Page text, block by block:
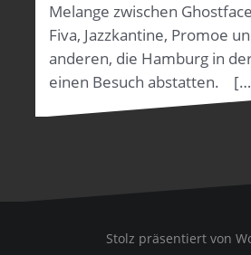
Melange zwischen
Fiva, Jazzkantine, Promoe
anderen, die Hamburg in
einen Besuch abstatten.
Stolz präsentiert von